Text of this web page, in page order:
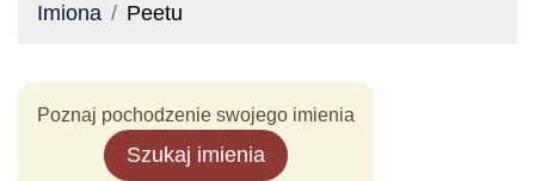
Imiona Peetu
Poznaj pochodzenie swojego imienia
Szukaj imienia